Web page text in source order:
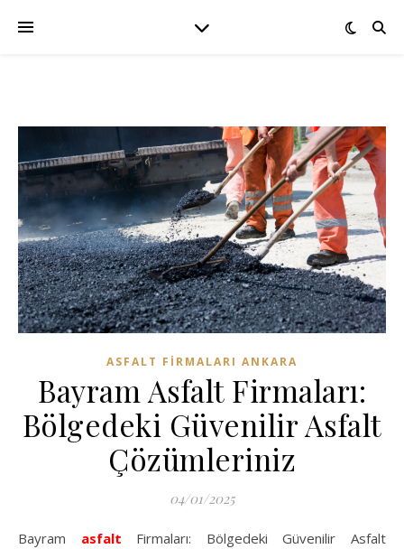
ASFALT FIRMALARI ANKARA
Bayram Asfalt Firmaları:
Bölgedeki Güvenilir Asfalt
Çözümleriniz
04/01/2025
Bayram asfalt Firmaları: Bölgedeki Güvenilir Asfalt